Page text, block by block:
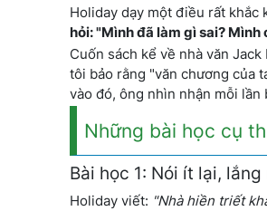
Holiday dạy một điều rất khắc
hỏi: "Mình đã làm gì sai?
Cuốn sách kể về nhà văn
tôi bảo rằng "văn chương của
vào đó, ông nhìn nhận mỗi
Những bài học cụ
Bài học 1: Nói ít lại,
Holiday viết: "Nhà hiền triết